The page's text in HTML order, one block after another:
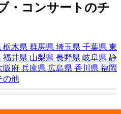
・コンサートのチ
栃木県 群馬県 埼玉県 千葉県 東
福井県 山梨県 長野県 岐阜県 静
阪府 兵庫県 広島県 香川県 福岡
の他